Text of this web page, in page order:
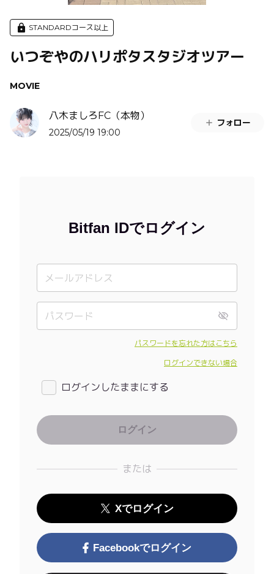
STANDARDコース以上
いつぞやのハリポタスタジオツアー
MOVIE
八木ましろFC（本物）
2025/05/19 19:00
フォロー
Bitfan IDでログイン
パスワードを忘れた方はこちら
ログインできない場合
ログインしたままにする
または
Xでログイン
Facebookでログイン